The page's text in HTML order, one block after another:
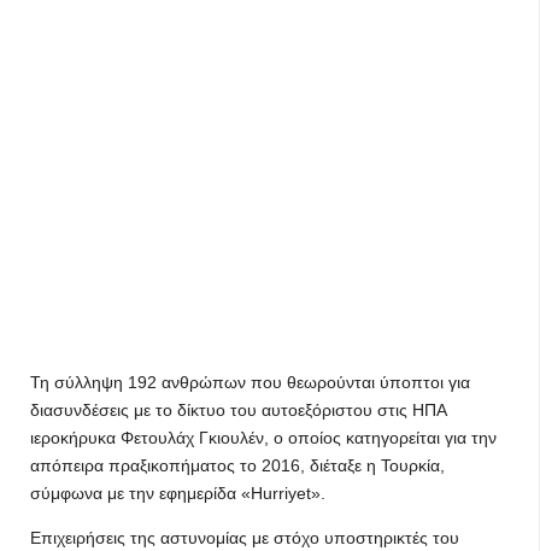
Τη σύλληψη 192 ανθρώπων που θεωρούνται ύποπτοι για
διασυνδέσεις με το δίκτυο του αυτοεξόριστου στις ΗΠΑ
ιεροκήρυκα Φετουλάχ Γκιουλέν, ο οποίος κατηγορείται για την
απόπειρα πραξικοπήματος το 2016, διέταξε η Τουρκία,
σύμφωνα με την εφημερίδα «Hurriyet».
Επιχειρήσεις της αστυνομίας με στόχο υποστηρικτές του